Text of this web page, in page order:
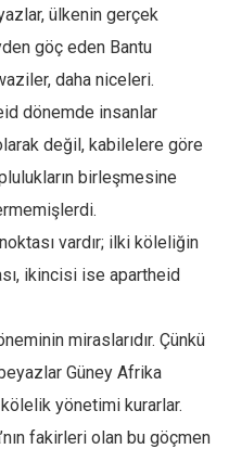
ülkenin gerçek
göç eden Bantu
daha niceleri.
dönemde insanlar
değil, kabilelere göre
birleşmesine
vardır; ilki köleliğin
ikincisi ise apartheid
miraslarıdır. Çünkü
Güney Afrika
yönetimi kurarlar.
fakirleri olan bu göçmen